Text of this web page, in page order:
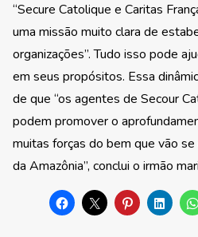
“Secure Catolique e Caritas
uma missão muito clara de
organizações”. Tudo isso pode
em seus propósitos. Essa
de que “os agentes de Secour
podem promover o
muitas forças do bem que vão
da Amazônia”, conclui o irmão